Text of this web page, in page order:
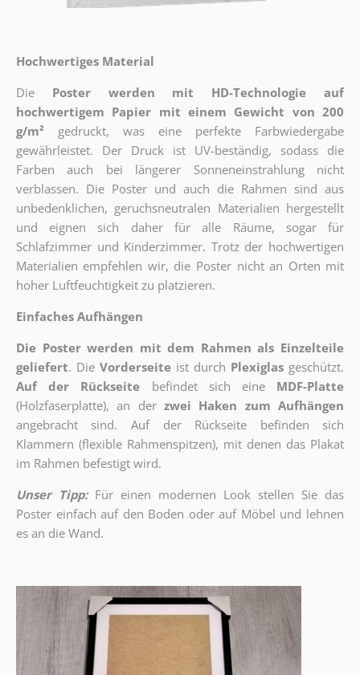
Hochwertiges Material
Die
Poster werden mit HD-Technologie auf
hochwertigem Papier mit einem Gewicht von 200
g/m²
gedruckt, was eine perfekte Farbwiedergabe
gewährleistet. Der Druck ist UV-beständig, sodass die
Farben auch bei längerer Sonneneinstrahlung nicht
verblassen. Die Poster und auch die Rahmen sind aus
unbedenklichen, geruchsneutralen Materialien hergestellt
und eignen sich daher für alle Räume, sogar für
Schlafzimmer und Kinderzimmer. Trotz der hochwertigen
Materialien empfehlen wir, die Poster nicht an Orten mit
hoher Luftfeuchtigkeit zu platzieren.
Einfaches Aufhängen
Die Poster werden mit dem Rahmen als Einzelteile
geliefert. Die Vorderseite ist durch Plexiglas geschützt.
Auf der Rückseite
befindet sich eine
MDF-Platte
(Holzfaserplatte), an der zwei Haken zum Aufhängen
angebracht sind.
Auf der Rückseite befinden sich
Klammern (flexible Rahmenspitzen), mit denen das Plakat
im Rahmen befestigt wird.
Unser Tipp: Für einen modernen Look stellen Sie das
Poster einfach auf den Boden oder auf Möbel und lehnen
es an die Wand.